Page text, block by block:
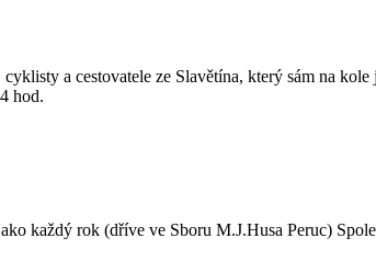
a cestovatele ze Slavětína, který sám na
hod.
každý rok (dříve ve Sboru M.J.Husa Peruc)